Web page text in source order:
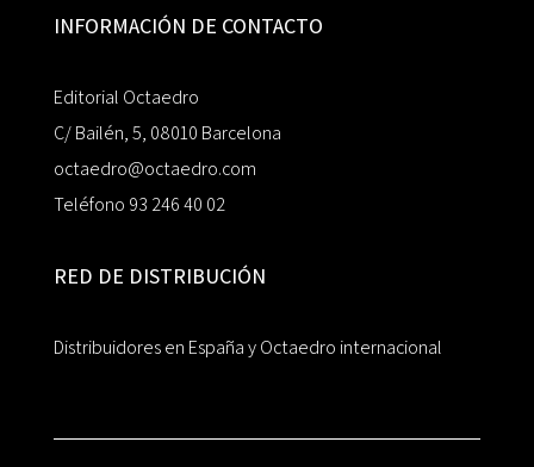
INFORMACIÓN DE CONTACTO
Editorial Octaedro
C/ Bailén, 5, 08010 Barcelona
octaedro@octaedro.com
Teléfono 93 246 40 02
RED DE DISTRIBUCIÓN
Distribuidores en España y Octaedro internacional